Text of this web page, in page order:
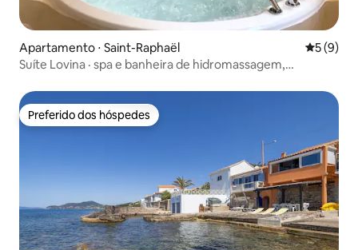
Apartamento ⋅ Saint-Raphaël 5 de
5 (9)
Suíte Lovina · spa e banheira de hidromassagem,
Preferido dos hóspedes
Preferido dos hóspedes